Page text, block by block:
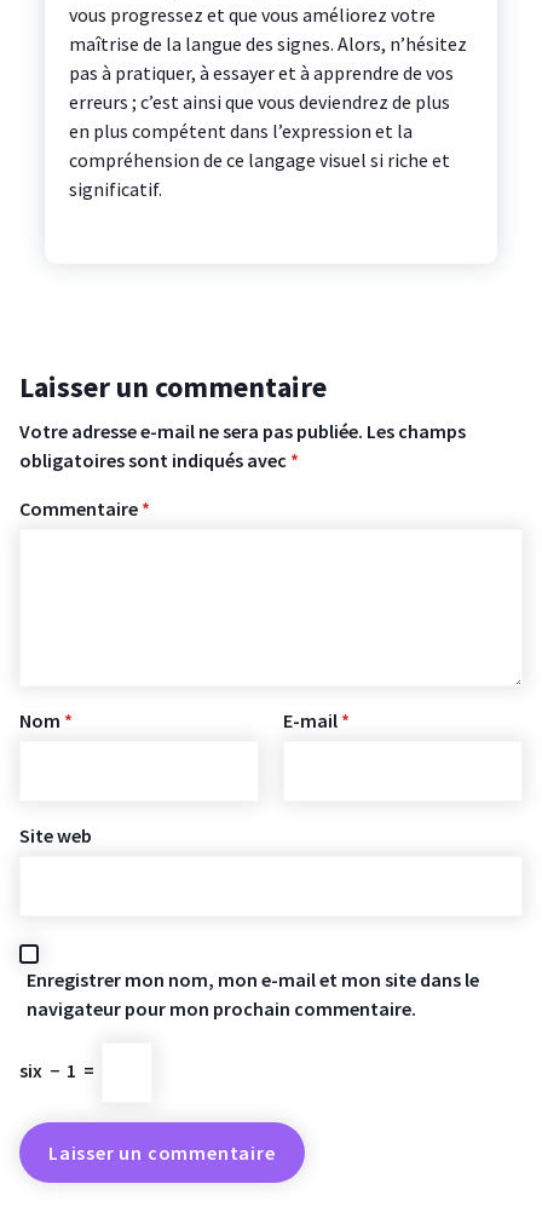
vous progressez et que vous améliorez votre
maîtrise de la langue des signes. Alors, n’hésitez
pas à pratiquer, à essayer et à apprendre de vos
erreurs ; c’est ainsi que vous deviendrez de plus
en plus compétent dans l’expression et la
compréhension de ce langage visuel si riche et
significatif.
Laisser un commentaire
Votre adresse e-mail ne sera pas publiée. Les champs
obligatoires sont indiqués avec *
Commentaire *
Nom * E-mail *
Site web
Enregistrer mon nom, mon e-mail et mon site dans le
navigateur pour mon prochain commentaire.
six − 1 =